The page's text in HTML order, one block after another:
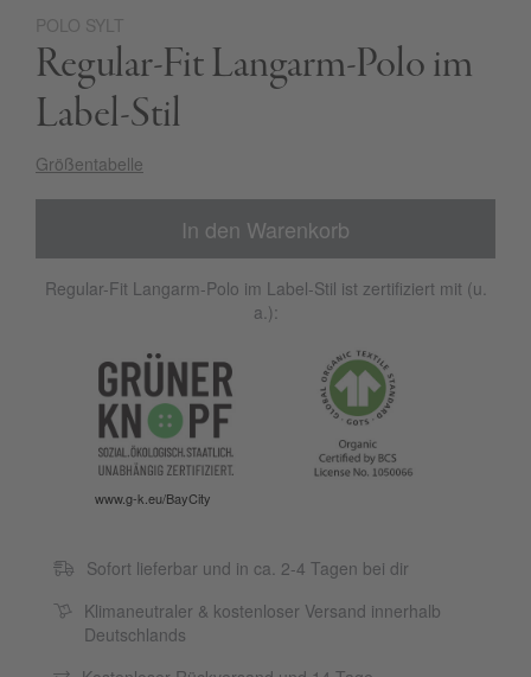
Zum
Anfang
der
Bildgalerie
springen
POLO SYLT
Regular-Fit Langarm-Polo im
Label-Stil
Größentabelle
In den Warenkorb
Regular-Fit Langarm-Polo im Label-Stil ist zertifiziert mit (u.
a.):
www.g-k.eu/BayCity
Sofort lieferbar und in ca. 2-4 Tagen bei dir
Klimaneutraler & kostenloser Versand innerhalb
Deutschlands